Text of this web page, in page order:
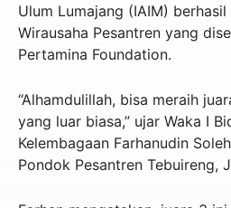
Ulum Lumajang (IAIM)
Wirausaha Pesantren yang
Pertamina Foundation.
“Alhamdulillah, bisa meraih
yang luar biasa,” ujar Waka I
Kelembagaan Farhanudin
Pondok Pesantren Tebuireng,